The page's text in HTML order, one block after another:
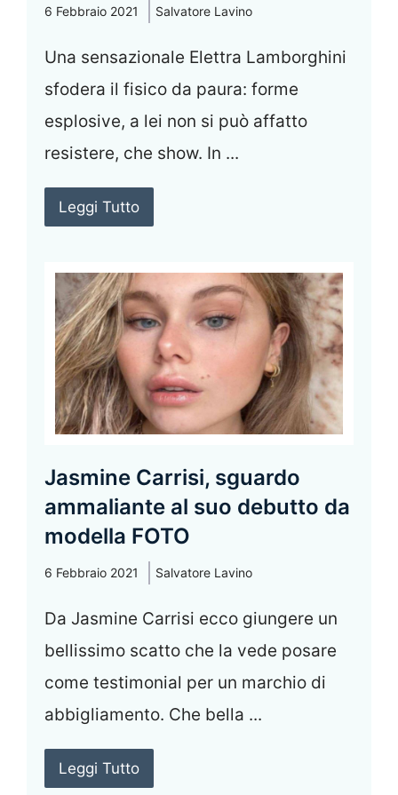
6 Febbraio 2021 Salvatore Lavino
Una sensazionale Elettra Lamborghini
sfodera il fisico da paura: forme
esplosive, a lei non si può affatto
resistere, che show. In ...
Leggi Tutto
Jasmine Carrisi, sguardo
ammaliante al suo debutto da
modella FOTO
6 Febbraio 2021 Salvatore Lavino
Da Jasmine Carrisi ecco giungere un
bellissimo scatto che la vede posare
come testimonial per un marchio di
abbigliamento. Che bella ...
Leggi Tutto